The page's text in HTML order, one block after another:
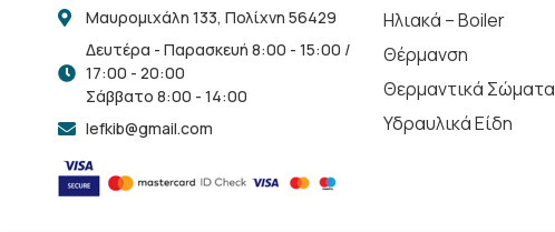
Μαυρομιχάλη 133, Πολίχνη 56429
Δευτέρα - Παρασκευή 8:00 - 15:00 /
17:00 - 20:00
Σάββατο 8:00 - 14:00
lefkib@gmail.com
Ηλιακά – Boiler
Θέρμανση
Θερμαντικά Σώματα
Υδραυλικά Είδη